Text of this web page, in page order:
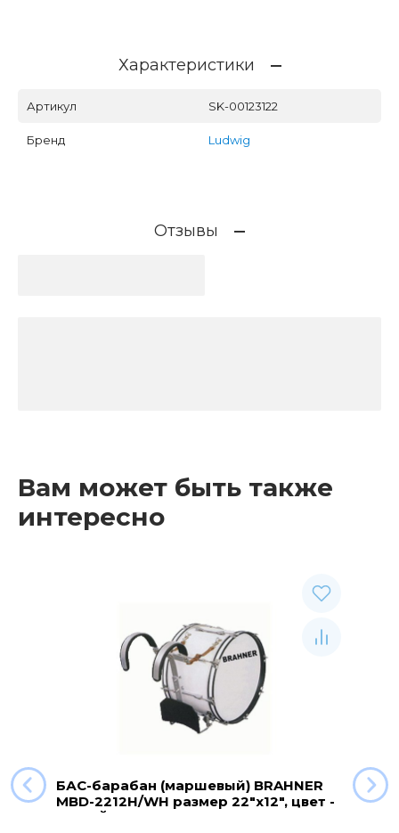
Характеристики
Артикул SK-00123122
Бренд Ludwig
Отзывы
Вам может быть также
интересно
БАС-барабан (маршевый) BRAHNER
MBD-2212H/WH размер 22"x12", цвет -
БЕЛЫЙ